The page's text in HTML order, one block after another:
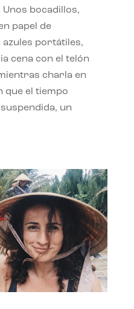
Unos bocadillos,
papel de
azules portátiles,
cena con el telón
charla en
que el tiempo
un